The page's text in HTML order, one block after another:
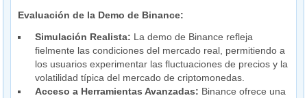
Evaluación de la Demo de Binance:
Simulación Realista: La demo de Binance refleja
fielmente las condiciones del mercado real, permitiendo a
los usuarios experimentar las fluctuaciones de precios y la
volatilidad típica del mercado de criptomonedas.
Acceso a Herramientas Avanzadas: Binance ofrece una